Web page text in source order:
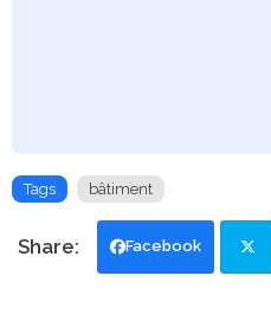
Tags bâtiment
Facebook